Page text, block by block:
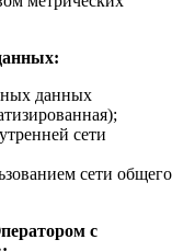
данных
сети
сети общего
с